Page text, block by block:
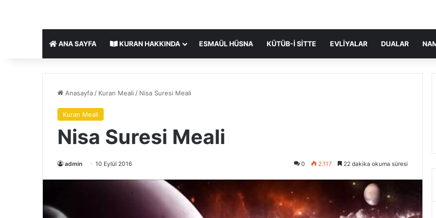
ANA SAYFA KURAN HAKKINDA ESMAÜL HÜSNA KÜTÜB-I SITTE EVLIYALAR DUALAR
Anasayfa / Kuran Meali / Nisa Suresi Meali
Kuran Meali
Nisa Suresi Meali
admin 10 Eylül 2016 0 2.117 22 dakika okuma süresi